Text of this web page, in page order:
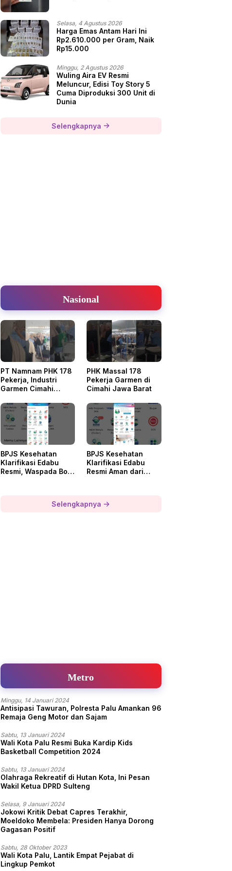
Selasa, 4 Agustus 2026
Harga Emas Antam Hari Ini
Rp2.610.000 per Gram, Naik
Rp15.000
Minggu, 2 Agustus 2026
Wuling Aira EV Resmi
Meluncur, Edisi Toy Story 5
Cuma Diproduksi 300 Unit di
Dunia
Selengkapnya
Nasional
PT Namnam PHK 178
Pekerja, Industri
Garmen Cimahi
PHK Massal 178
Pekerja Garmen di
Cimahi Jawa Barat
BPJS Kesehatan
Klarifikasi Edabu
Resmi, Waspada Bot
BPJS Kesehatan
Klarifikasi Edabu
Resmi Aman dari
Selengkapnya
Metro
Minggu, 14 Januari 2024
Antisipasi Tawuran, Polresta Palu Amankan 96
Remaja Geng Motor dan Sajam
Sabtu, 13 Januari 2024
Wali Kota Palu Resmi Buka Kardip Kids
Basketball Competition 2024
Sabtu, 13 Januari 2024
Olahraga Rekreatif di Hutan Kota, Ini Pesan
Wakil Ketua DPRD Sulteng
Selasa, 9 Januari 2024
Jokowi Kritik Debat Capres Terakhir,
Moeldoko Membela: Presiden Hanya Dorong
Gagasan Positif
Sabtu, 28 Oktober 2023
Wali Kota Palu, Lantik Empat Pejabat di
Lingkup Pemkot